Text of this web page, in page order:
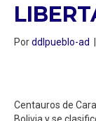
Porddlpueblo-ad |
Centauros de
Bolivia y se